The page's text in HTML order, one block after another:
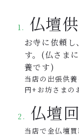
仏壇
お寺に依頼
す。(仏さま
養です)
当店の出張供
円+お坊さまの
仏壇
当店で金仏壇